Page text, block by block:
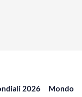
2026 Mondo